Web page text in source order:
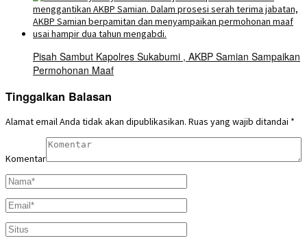
Pisah Sambut Kapolres Sukabumi , AKBP Samian Sampaikan
Permohonan Maaf
Tinggalkan Balasan
Alamat email Anda tidak akan dipublikasikan. Ruas yang wajib ditandai *
Komentar